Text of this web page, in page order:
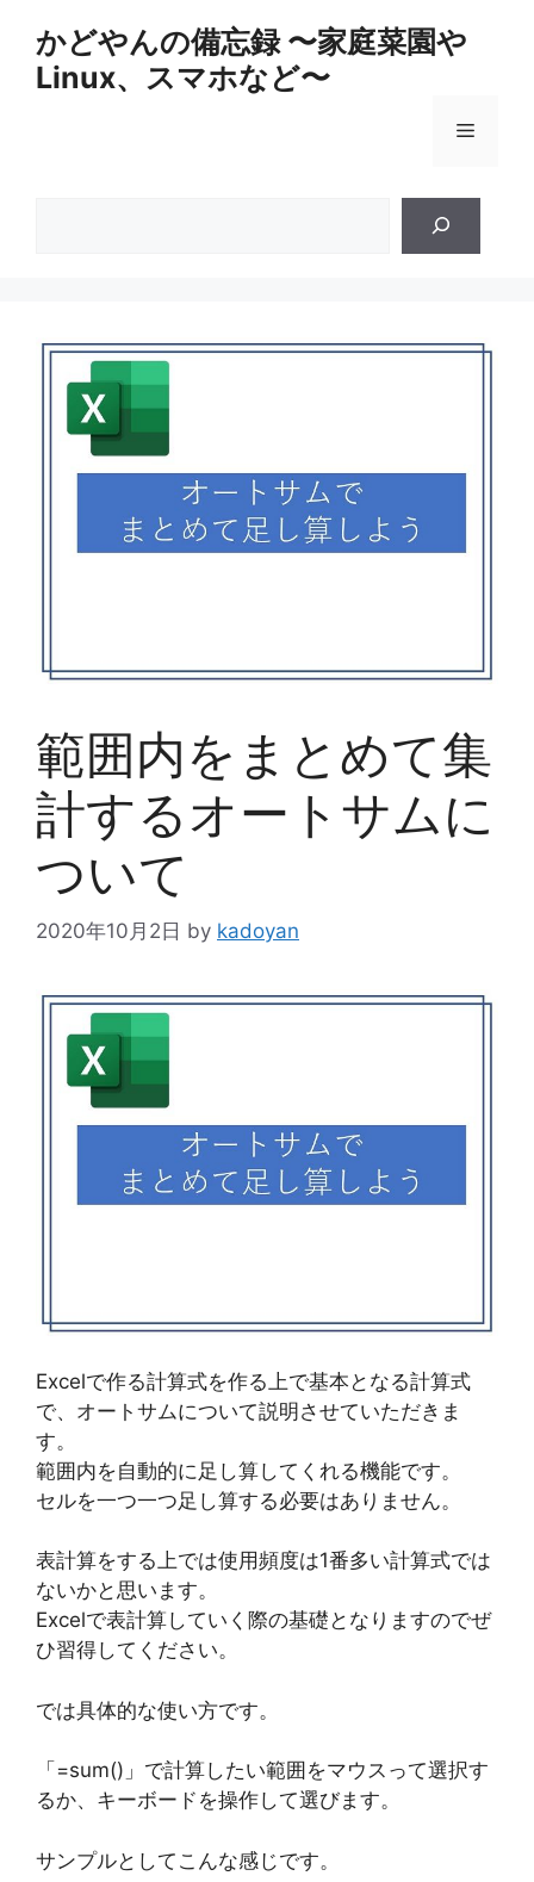
かどやんの備忘録 〜家庭菜園や
Linux、スマホなど〜
メ
ニ
ー
範囲内をまとめて集
計するオートサムに
ついて
2020年10月2日 by kadoyan
Excelで作る計算式を作る上で基本となる計算式
で、オートサムについて説明させていただきま
す。
範囲内を自動的に足し算してくれる機能です。
セルを一つ一つ足し算する必要はありません。
表計算をする上では使用頻度は1番多い計算式では
ないかと思います。
Excelで表計算していく際の基礎となりますのでぜ
ひ習得してください。
では具体的な使い方です。
「=sum()」で計算したい範囲をマウスって選択す
るか、キーボードを操作して選びます。
サンプルとしてこんな感じです。